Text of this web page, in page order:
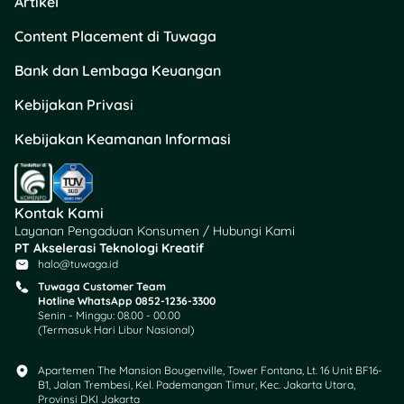
mu masuk ke rekomendasi
Benefit Jadi CapCut
Kenapa sih banyak orang
berlomba jadi CapCut
Creator? Nih alasannya:
🎥 Exposure lebih
besar → Nama atau
username kamu
muncul di template,
jadi gampang
💡 Karya bisa viral →
Kalau template
Content Placement di Tuwaga
Bank dan Lembaga Keuangan
Kebijakan Privasi
Kebijakan Keamanan Informasi
Kontak Kami
Layanan Pengaduan Konsumen / Hubungi Kami
PT Akselerasi Teknologi Kreatif
halo@tuwaga.id
Tuwaga Customer Team
Hotline WhatsApp 0852-1236-3300
Senin - Minggu: 08.00 - 00.00
(Termasuk Hari Libur Nasional)
Apartemen The Mansion Bougenville, Tower Fontana, Lt. 16 Unit BF16-
B1, Jalan Trembesi, Kel. Pademangan Timur, Kec. Jakarta Utara,
Provinsi DKI Jakarta